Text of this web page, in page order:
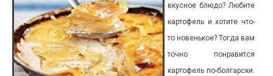
вкусное блюдо? Любите
картофель и хотите что-
то новенькое? Тогда вам
точно понравится
картофель по-болгарски.